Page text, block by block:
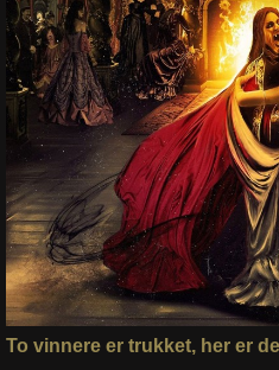
To vinnere er trukket, her er